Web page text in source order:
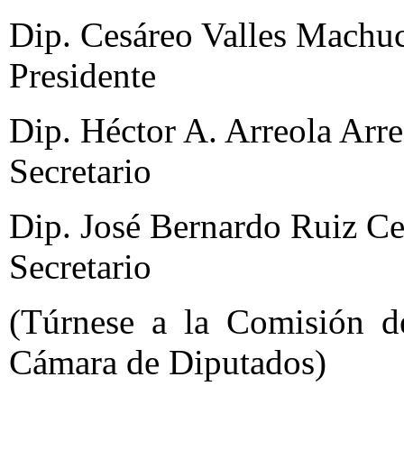
Dip. Cesáreo Valles
Presidente
Dip. Héctor A. Arreola
Secretario
Dip. José Bernardo Ruiz
Secretario
(Túrnese a la Comisión
Cámara de Diputados)